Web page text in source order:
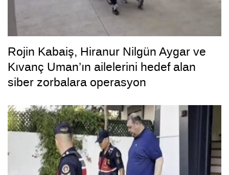
Rojin Kabaiş, Hiranur Nilgün Aygar ve
Kıvanç Uman’ın ailelerini hedef alan
siber zorbalara operasyon